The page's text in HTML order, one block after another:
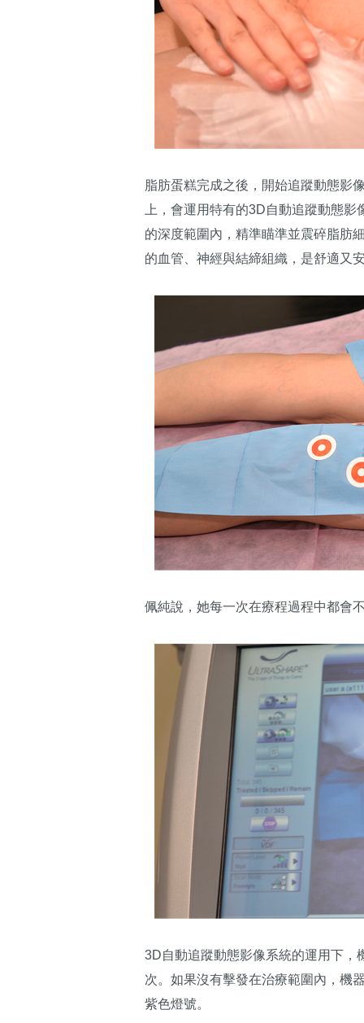
脂肪蛋糕完成之後，開始追蹤動態影
上，會運用特有的3D自動追蹤動態
的深度範圍內，精準瞄準並震碎脂肪
的血管、神經與結締組織，是舒適又
佩純說，她每一次在療程過程中都會
3D自動追蹤動態影像系統的運用下，
次。如果沒有擊發在治療範圍內，機
紫色燈號。